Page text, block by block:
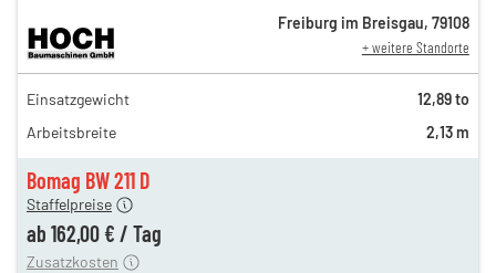
Bomag BW 211 D
280,00 €
234,00 €
195,00 €
Staffelpreise
ab 162,00 € / Tag
12,00 €
Zusatzkosten
Freiburg im Breisgau, 79108
+ weitere Standorte
Einsatzgewicht
12,89 to
Arbeitsbreite
2,13 m